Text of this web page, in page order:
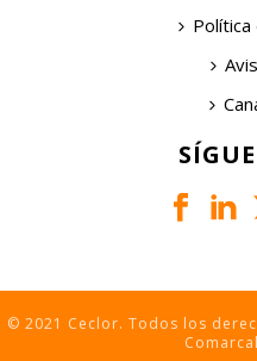
Política
© 2021 Ceclor. Todos los